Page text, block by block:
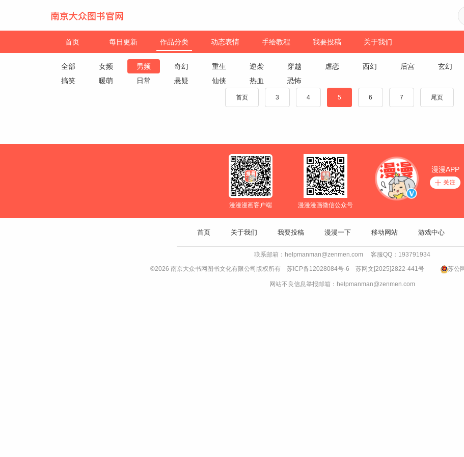
首页 每日更新 作品分类 动态表情 手绘教程 我要投稿 关于我们
全部 女频 男频 奇幻 重生 逆袭 穿越 虐恋 西幻 后宫 玄幻
搞笑
暖萌 日常 悬疑 仙侠 热血 恐怖
首页 3 4 5 6 7 尾页
漫漫漫画客户端 漫漫漫画微信公众号
漫漫APP
首页 关于我们 我要投稿 漫漫一下 移动网站 游戏中心
联系邮箱：helpmanman@zenmen.com 客服QQ：193791934
©2026 南京大众书网图书文化有限公司版权所有 苏ICP备12028084号-6 苏网文[2025]2822-441号 苏公
网站不良信息举报邮箱：helpmanman@zenmen.com